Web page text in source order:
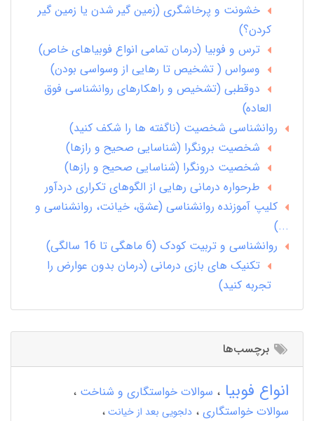
خشونت و پرخاشگری (زمین گیر شدن یا زمین گیر
کردن؟)
ترس و فوبیا (درمان تمامی انواع فوبیاهای خاص)
وسواس ( تشخیص تا رهایی از وسواسی بودن)
دوقطبی (تشخیص و راهکارهای روانشناسی فوق
العاده)
روانشناسی شخصیت (ناگفته ها را شکف کنید)
شخصیت برونگرا (شناسایی صحیح و رازها)
شخصیت درونگرا (شناسایی صحیح و رازها)
طرحواره درمانی رهایی از الگوهای تکراری دردآور
کلیپ آموزنده روانشناسی (عشق، خیانت، روانشناسی و
...)
روانشناسی و تربیت کودک (6 ماهگی تا 16 سالگی)
تکنیک های بازی درمانی (درمان بدون عوارض را
تجربه کنید)
برچسب‌ها
انواع فوبیا
سوالات خواستگاری و شناخت
سوالات خواستگاری
دلجویی بعد از خیانت